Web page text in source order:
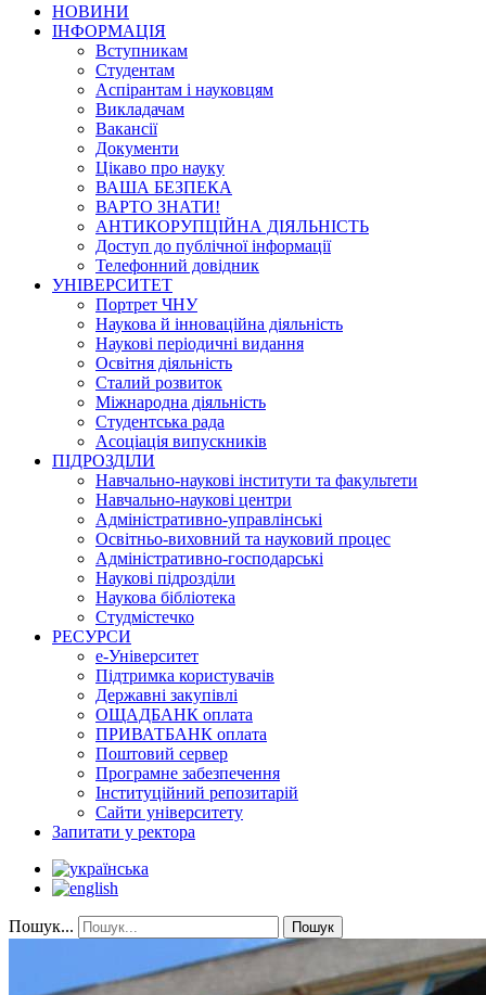
НОВИНИ
ІНФОРМАЦІЯ
Вступникам
Студентам
Аспірантам і науковцям
Викладачам
Вакансії
Документи
Цікаво про науку
ВАША БЕЗПЕКА
ВАРТО ЗНАТИ!
АНТИКОРУПЦІЙНА ДІЯЛЬНІСТЬ
Доступ до публічної інформації
Телефонний довідник
УНІВЕРСИТЕТ
Портрет ЧНУ
Наукова й інноваційна діяльність
Наукові періодичні видання
Освітня діяльність
Сталий розвиток
Міжнародна діяльність
Студентська рада
Асоціація випускників
ПІДРОЗДІЛИ
Навчально-наукові інститути та факультети
Навчально-наукові центри
Адміністративно-управлінські
Освітньо-виховний та науковий процес
Адміністративно-господарські
Наукові підрозділи
Наукова бібліотека
Студмістечко
РЕСУРСИ
е-Університет
Підтримка користувачів
Державні закупівлі
ОЩАДБАНК оплата
ПРИВАТБАНК оплата
Поштовий сервер
Програмне забезпечення
Інституційний репозитарій
Сайти університету
Запитати у ректора
Пошук... Пошук